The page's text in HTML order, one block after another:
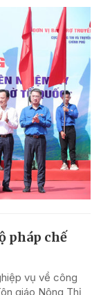
pháp chế
vụ về công
giáo Nông Thị